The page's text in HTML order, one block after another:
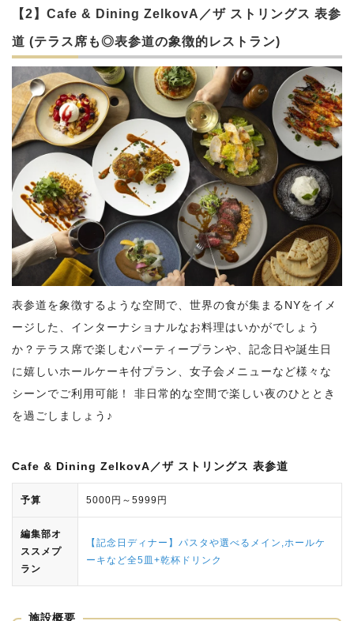
【2】Cafe & Dining ZelkovA／ザ ストリングス 表参
道 (テラス席も◎表参道の象徴的レストラン)
表参道を象徴するような空間で、世界の食が集まるNYをイメ
ージした、インターナショナルなお料理はいかがでしょう
か？テラス席で楽しむパーティープランや、記念日や誕生日
に嬉しいホールケーキ付プラン、女子会メニューなど様々な
シーンでご利用可能！ 非日常的な空間で楽しい夜のひととき
を過ごしましょう♪
Cafe & Dining ZelkovA／ザ ストリングス 表参道
予算 5000円～5999円
編集部オ
ススメプ
ラン
【記念日ディナー】パスタや選べるメイン,ホールケ
ーキなど全5皿+乾杯ドリンク
施設概要